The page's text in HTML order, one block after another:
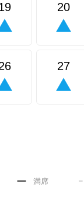
20
27
満席